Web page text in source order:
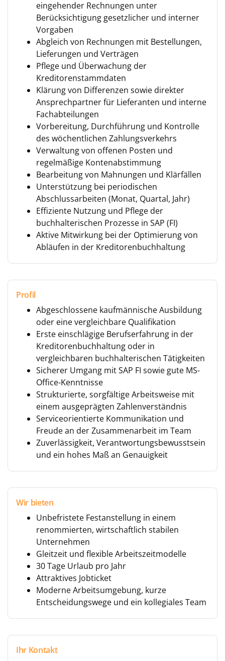
eingehender Rechnungen unter
Berücksichtigung gesetzlicher und interner
Vorgaben
Abgleich von Rechnungen mit Bestellungen,
Lieferungen und Verträgen
Pflege und Überwachung der
Kreditorenstammdaten
Klärung von Differenzen sowie direkter
Ansprechpartner für Lieferanten und interne
Fachabteilungen
Vorbereitung, Durchführung und Kontrolle
des wöchentlichen Zahlungsverkehrs
Verwaltung von offenen Posten und
regelmäßige Kontenabstimmung
Bearbeitung von Mahnungen und Klärfällen
Unterstützung bei periodischen
Abschlussarbeiten (Monat, Quartal, Jahr)
Effiziente Nutzung und Pflege der
buchhalterischen Prozesse in SAP (FI)
Aktive Mitwirkung bei der Optimierung von
Abläufen in der Kreditorenbuchhaltung
Profil
Abgeschlossene kaufmännische Ausbildung
oder eine vergleichbare Qualifikation
Erste einschlägige Berufserfahrung in der
Kreditorenbuchhaltung oder in
vergleichbaren buchhalterischen Tätigkeiten
Sicherer Umgang mit SAP FI sowie gute MS-
Office-Kenntnisse
Strukturierte, sorgfältige Arbeitsweise mit
einem ausgeprägten Zahlenverständnis
Serviceorientierte Kommunikation und
Freude an der Zusammenarbeit im Team
Zuverlässigkeit, Verantwortungsbewusstsein
und ein hohes Maß an Genauigkeit
Wir bieten
Unbefristete Festanstellung in einem
renommierten, wirtschaftlich stabilen
Unternehmen
Gleitzeit und flexible Arbeitszeitmodelle
30 Tage Urlaub pro Jahr
Attraktives Jobticket
Moderne Arbeitsumgebung, kurze
Entscheidungswege und ein kollegiales Team
Ihr Kontakt